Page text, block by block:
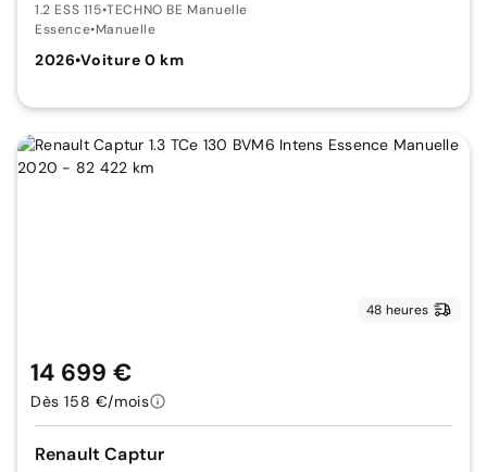
1.2 ESS 115•TECHNO BE Manuelle
Essence•Manuelle
2026•Voiture 0 km
48 heures
Renault Captur
14 699 €
Dès 158 €/mois